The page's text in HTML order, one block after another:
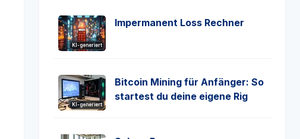
KI-generiert
Impermanent Loss Rechner
KI-generiert
Bitcoin Mining für Anfänger: So
startest du deine eigene Rig